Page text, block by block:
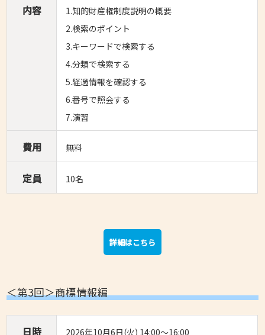
内容
1.知的財産権制度説明の概要
2.検索のポイント
3.キーワードで検索する
4.分類で検索する
5.経過情報を確認する
6.番号で照会する
7.演習
費用 無料
定員 10名
詳細はこちら
＜第3回＞商標情報編
日時 2026年10月6日(火) 14:00～16:00